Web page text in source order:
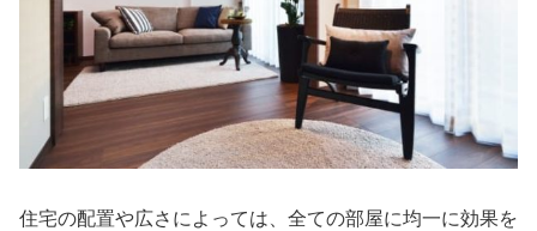
住宅の配置や広さによっては、全ての部屋に均一に効果を